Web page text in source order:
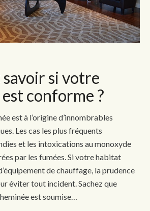
si votre
conforme ?
est à l’origine d’innombrables
Les cas les plus fréquents
et les intoxications au monoxyde
par les fumées. Si votre habitat
de chauffage, la prudence
éviter tout incident. Sachez que
est soumise…